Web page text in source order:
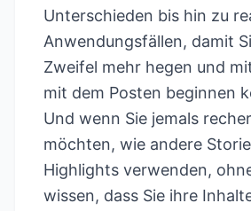
Unterschieden bis hin zu
Anwendungsfällen, damit
Zweifel mehr hegen und
mit dem Posten beginnen
Und wenn Sie jemals
möchten, wie andere
Highlights verwenden,
wissen, dass Sie ihre